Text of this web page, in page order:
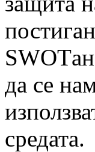
да се
средата.